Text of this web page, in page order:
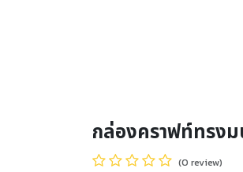
กล่องคราฟท์ทรง
(0 review)